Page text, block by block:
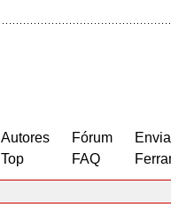
Autores
Top
Fórum
FAQ